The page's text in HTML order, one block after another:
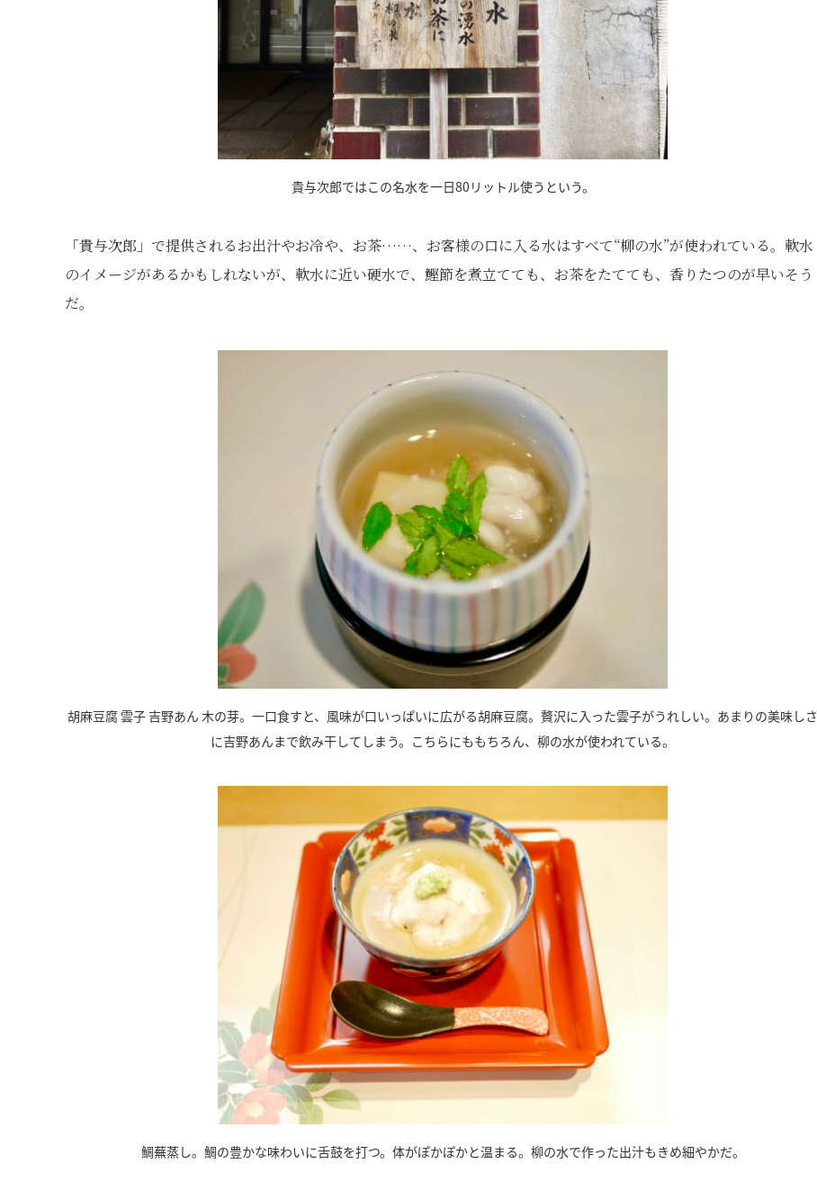
貴与次郎ではこの名水を一日80リットル使うという。
「貴与次郎」で提供されるお出汁やお冷や、お茶……、お客様の口に入る水はすべて“柳の水”が使われている。軟水
のイメージがあるかもしれないが、軟水に近い硬水で、鰹節を煮立てても、お茶をたてても、香りたつのが早いそう
だ。
胡麻豆腐 雲子 吉野あん 木の芽。一口食すと、風味が口いっぱいに広がる胡麻豆腐。贅沢に入った雲子がうれしい。あまりの美味しさ
に吉野あんまで飲み干してしまう。こちらにももちろん、柳の水が使われている。
鯛蕪蒸し。鯛の豊かな味わいに舌鼓を打つ。体がぽかぽかと温まる。柳の水で作った出汁もきめ細やかだ。